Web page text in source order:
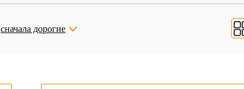
сначала дорогие